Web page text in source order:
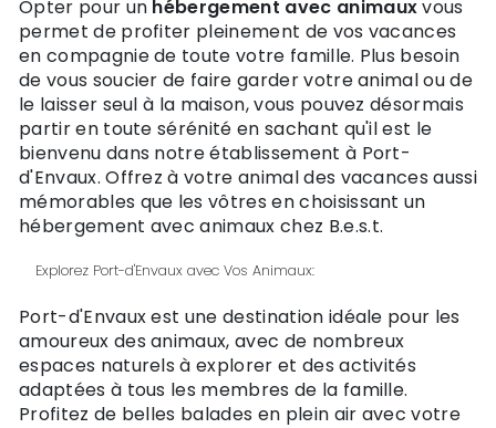
Opter pour un hébergement avec animauxvous
permet de profiter pleinement de vos vacances
en compagnie de toute votre famille. Plus besoin
de vous soucier de faire garder votre animal ou de
le laisser seul à la maison, vous pouvez désormais
partir en toute sérénité en sachant qu'il est le
bienvenu dans notre établissement à Port-
d'Envaux. Offrez à votre animal des vacances aussi
mémorables que les vôtres en choisissant un
hébergement avec animaux chez B.e.s.t.
Explorez Port-d'Envaux avec Vos Animaux:
Port-d'Envaux est une destination idéale pour les
amoureux des animaux, avec de nombreux
espaces naturels à explorer et des activités
adaptées à tous les membres de la famille.
Profitez de belles balades en plein air avec votre